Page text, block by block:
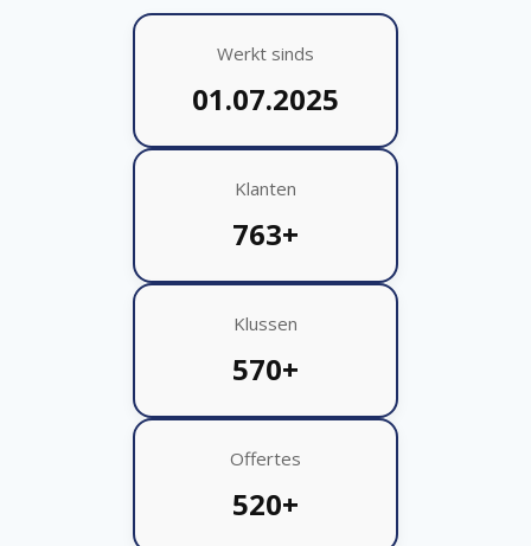
Werkt sinds
01.07.2025
Klanten
763+
Klussen
570+
Offertes
520+